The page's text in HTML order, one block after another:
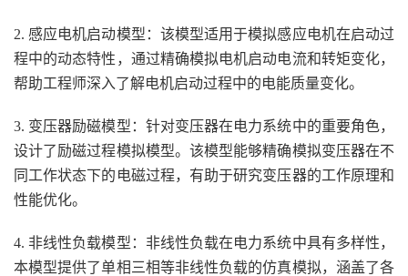
2. 感应电机启动模型：该模型适用于模拟感应电机在启动过
程中的动态特性，通过精确模拟电机启动电流和转矩变化，
帮助工程师深入了解电机启动过程中的电能质量变化。
3. 变压器励磁模型：针对变压器在电力系统中的重要角色，
设计了励磁过程模拟模型。该模型能够精确模拟变压器在不
同工作状态下的电磁过程，有助于研究变压器的工作原理和
性能优化。
4. 非线性负载模型：非线性负载在电力系统中具有多样性，
本模型提供了单相三相等非线性负载的仿真模拟，涵盖了各